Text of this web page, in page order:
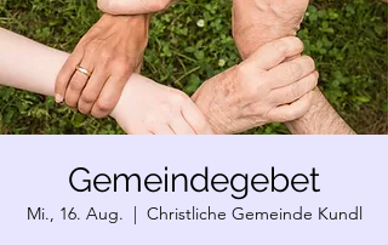
Gemeindegebet
Mi., 16. Aug.
  |
Christliche Gemeinde Kundl